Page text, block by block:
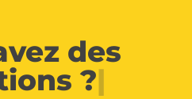
des
?|